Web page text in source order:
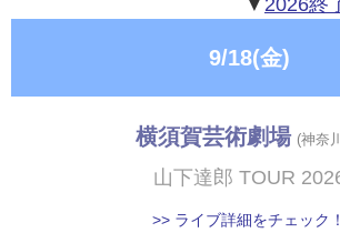
▼ 2026終
9/18(金)
横須賀芸術劇場 (神奈
山下達郎 TOUR
>> ライブ詳細をチェック！